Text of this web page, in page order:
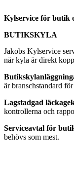
Kylservice för butik
BUTIKSKYLA
Jakobs Kylservice
när kyla är direkt
är branschstandard
Lagstadgad
kontrollerna och
Serviceavtal för
behövs som mest.